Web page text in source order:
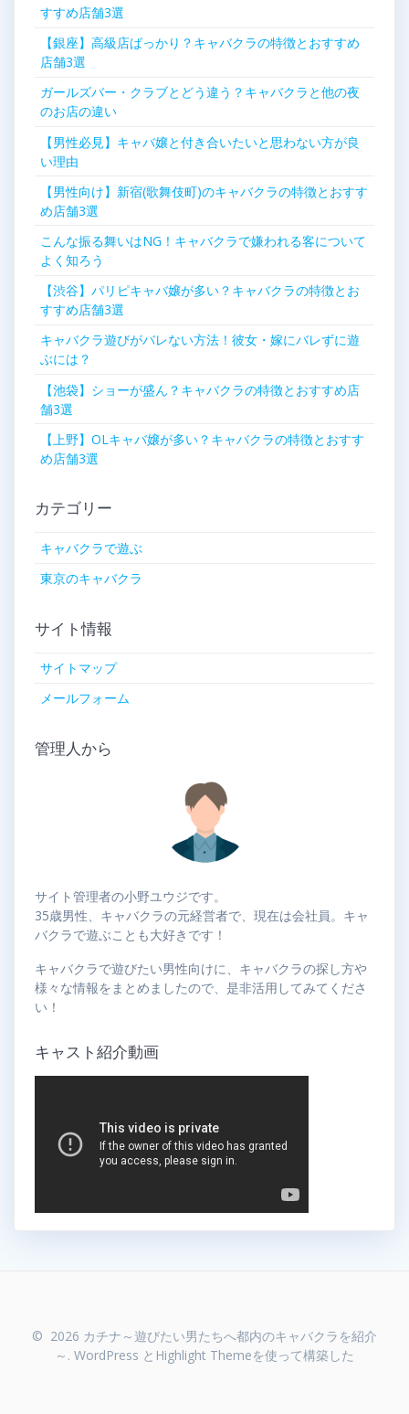
すすめ店舗3選
【銀座】高級店ばっかり？キャバクラの特徴とおすすめ
店舗3選
ガールズバー・クラブとどう違う？キャバクラと他の夜
のお店の違い
【男性必見】キャバ嬢と付き合いたいと思わない方が良
い理由
【男性向け】新宿(歌舞伎町)のキャバクラの特徴とおすす
め店舗3選
こんな振る舞いはNG！キャバクラで嫌われる客について
よく知ろう
【渋谷】パリピキャバ嬢が多い？キャバクラの特徴とお
すすめ店舗3選
キャバクラ遊びがバレない方法！彼女・嫁にバレずに遊
ぶには？
【池袋】ショーが盛ん？キャバクラの特徴とおすすめ店
舗3選
【上野】OLキャバ嬢が多い？キャバクラの特徴とおすす
め店舗3選
カテゴリー
キャバクラで遊ぶ
東京のキャバクラ
サイト情報
サイトマップ
メールフォーム
管理人から
サイト管理者の小野ユウジです。
35歳男性、キャバクラの元経営者で、現在は会社員。キャ
バクラで遊ぶことも大好きです！
キャバクラで遊びたい男性向けに、キャバクラの探し方や
様々な情報をまとめましたので、是非活用してみてくださ
い！
キャスト紹介動画
© 2026 カチナ～遊びたい男たちへ都内のキャバクラを紹介
～. WordPress と Highlight Themeを使って構築した